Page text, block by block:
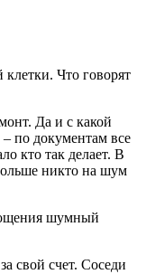
Что говорят
Да и с какой
по документам все
кто так делает. В
никто на шум
свой счет. Соседи